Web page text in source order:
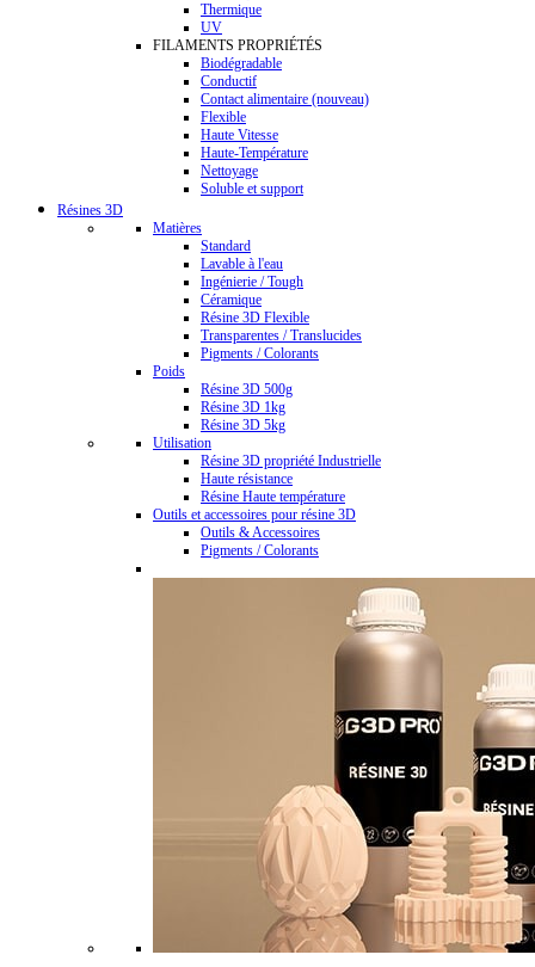
Thermique
UV
FILAMENTS PROPRIÉTÉS
Biodégradable
Conductif
Contact alimentaire (nouveau)
Flexible
Haute Vitesse
Haute-Température
Nettoyage
Soluble et support
Résines 3D
Matières
Standard
Lavable à l'eau
Ingénierie / Tough
Céramique
Résine 3D Flexible
Transparentes / Translucides
Pigments / Colorants
Poids
Résine 3D 500g
Résine 3D 1kg
Résine 3D 5kg
Utilisation
Résine 3D propriété Industrielle
Haute résistance
Résine Haute température
Outils et accessoires pour résine 3D
Outils & Accessoires
Pigments / Colorants